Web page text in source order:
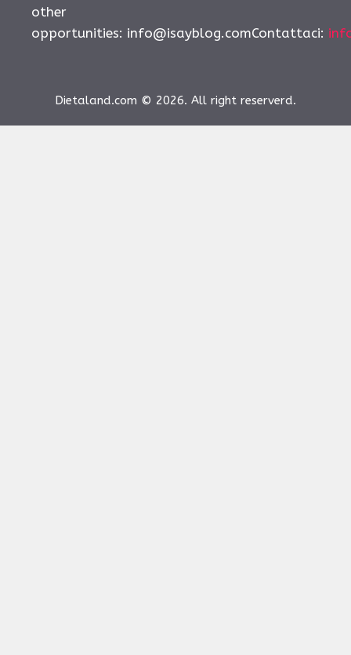
other
opportunities: info@isayblog.comContattaci:
Dietaland.com © 2026. All right reserverd.